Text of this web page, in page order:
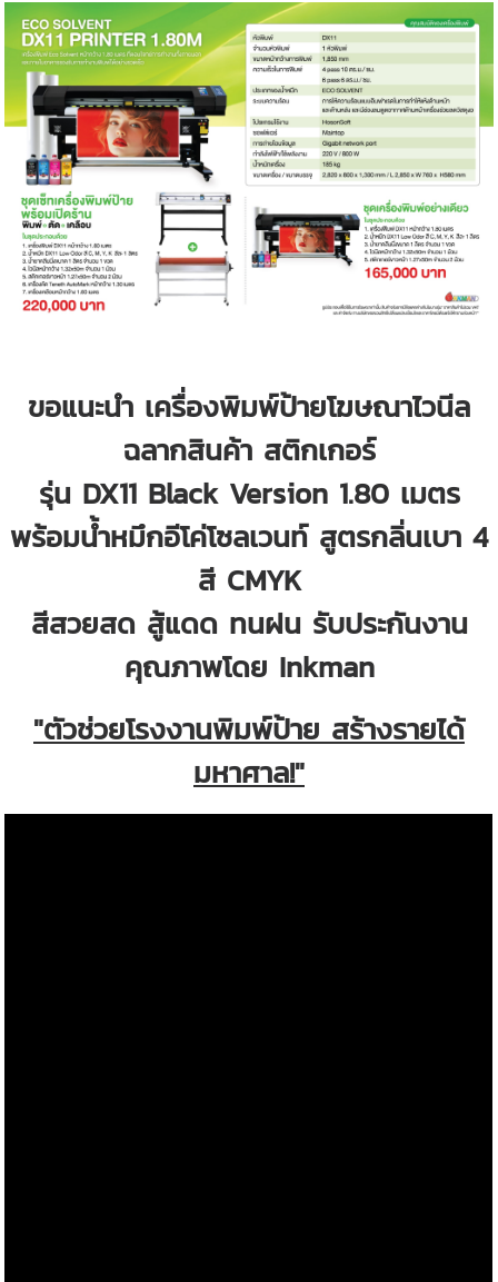
ขอแนะนำ เครื่องพิมพ์ป้ายโฆษณาไวนีล
ฉลากสินค้า สติกเกอร์
รุ่น DX11 Black Version 1.80 เมตร
พร้อมน้ำหมึกอีโค่โซลเวนท์ สูตรกลิ่นเบา 4
สี CMYK
สีสวยสด สู้แดด ทนฝน รับประกันงาน
คุณภาพโดย Inkman
"ตัวช่วยโรงงานพิมพ์ป้าย สร้างรายได้
มหาศาล!"